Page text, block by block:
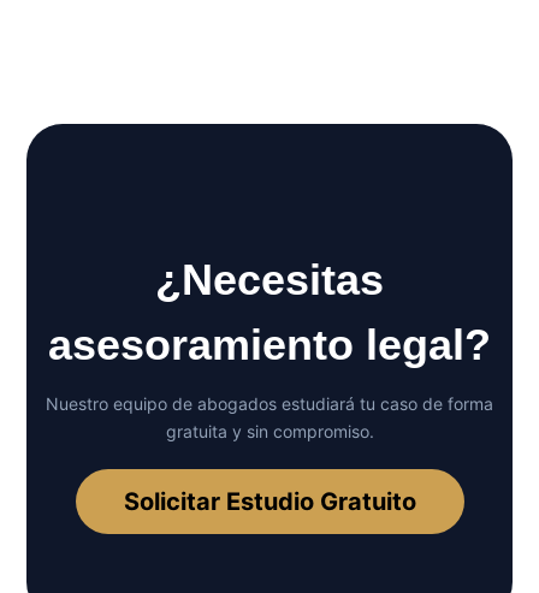
¿Necesitas
asesoramiento legal?
Nuestro equipo de abogados estudiará tu caso de forma
gratuita y sin compromiso.
Solicitar Estudio Gratuito